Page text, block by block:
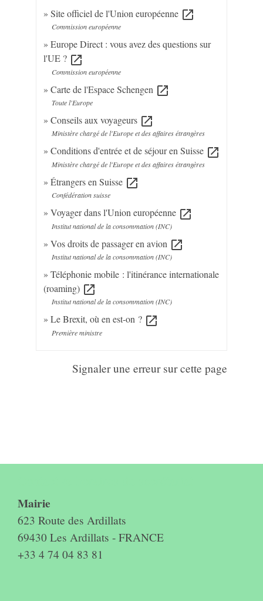
Site officiel de l'Union européenne open_in_new
Commission européenne
Europe Direct : vous avez des questions sur
l'UE ? open_in_new
Commission européenne
Carte de l'Espace Schengen open_in_new
Toute l'Europe
Conseils aux voyageurs open_in_new
Ministère chargé de l'Europe et des affaires étrangères
Conditions d'entrée et de séjour en Suisse open_in_new
Ministère chargé de l'Europe et des affaires étrangères
Étrangers en Suisse open_in_new
Confédération suisse
Voyager dans l'Union européenne open_in_new
Institut national de la consommation (INC)
Vos droits de passager en avion open_in_new
Institut national de la consommation (INC)
Téléphonie mobile : l'itinérance internationale
(roaming) open_in_new
Institut national de la consommation (INC)
Le Brexit, où en est-on ? open_in_new
Première ministre
Signaler une erreur sur cette page
Mairie
623 Route des Ardillats
69430 Les Ardillats - FRANCE
+33 4 74 04 83 81